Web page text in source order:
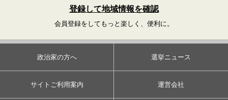
登録して地域情報を確認
会員登録をしてもっと楽しく、便利に。
政治家の方へ 選挙ニュース
サイトご利用案内 運営会社